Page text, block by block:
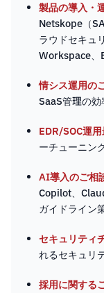
製品の導入・
Netskope（
ラウドセキュ
Workspace、
情シス運用の
SaaS管理の
EDR/SOC運
ーチューニン
AI導入のご相
Copilot、
ガイドライン
セキュリティ
れるセキュリ
採用に関する